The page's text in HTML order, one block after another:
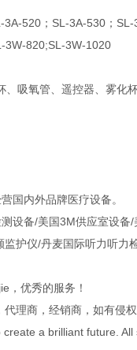
520；SL-3A-530；SL-
3W-820;SL-3W-1020
吸氧管、遥控器、雾化
国内外品牌医疗设备。
设备/美国3M供应室设
护仪/丹麦国际听力听力
，优秀的服务！
理商，经销商，如有侵
a brilliant future.